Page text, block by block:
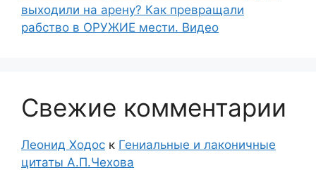
выходили на арену? Как превращали
рабство в ОРУЖИЕ мести. Видео
Свежие комментарии
Леонид Ходос к Гениальные и лаконичные
цитаты А.П.Чехова